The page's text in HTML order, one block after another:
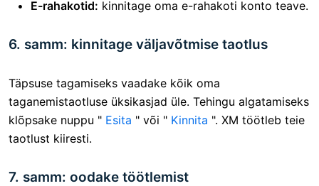
E-rahakotid: kinnitage oma e-rahakoti konto teave.
6. samm: kinnitage väljavõtmise taotlus
Täpsuse tagamiseks vaadake kõik oma
taganemistaotluse üksikasjad üle. Tehingu algatamiseks
klõpsake nuppu " Esita " või " Kinnita ". XM töötleb teie
taotlust kiiresti.
7. samm: oodake töötlemist